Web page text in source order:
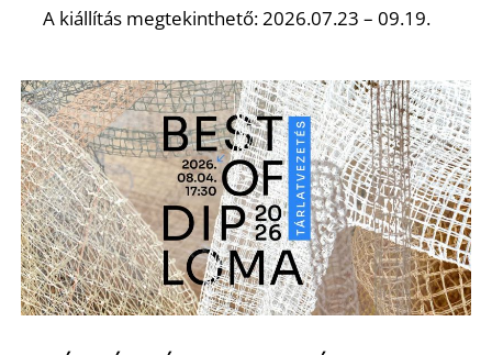
A kiállítás megtekinthető: 2026.07.23 – 09.19.